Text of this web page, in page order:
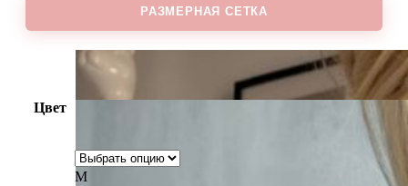
РАЗМЕРНАЯ СЕТКА
Цвет
M